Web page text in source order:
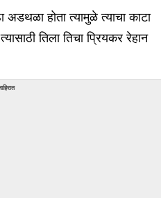
होता त्यामुळे त्याचा काटा
तिला तिचा प्रियकर रेहान